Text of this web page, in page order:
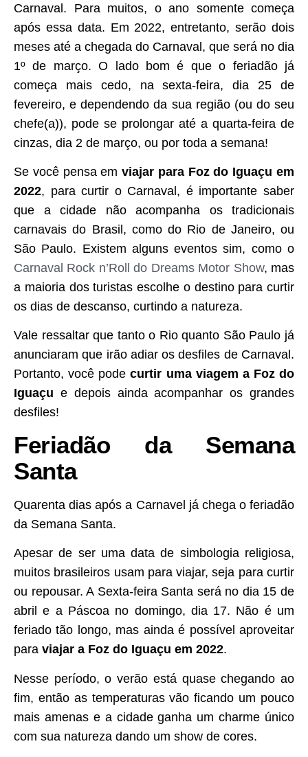
Carnaval. Para muitos, o ano somente começa
após essa data. Em 2022, entretanto, serão dois
meses até a chegada do Carnaval, que será no dia
1º de março. O lado bom é que o feriadão já
começa mais cedo, na sexta-feira, dia 25 de
fevereiro, e dependendo da sua região (ou do seu
chefe(a)), pode se prolongar até a quarta-feira de
cinzas, dia 2 de março, ou por toda a semana!
Se você pensa emviajar para Foz do Iguaçu em
2022, para curtir o Carnaval, é importante saber
que a cidade não acompanha os tradicionais
carnavais do Brasil, como do Rio de Janeiro, ou
São Paulo. Existem alguns eventos sim, como o
Carnaval Rock n’Roll do Dreams Motor Show, mas
a maioria dos turistas escolhe o destino para curtir
os dias de descanso, curtindo a natureza.
Vale ressaltar que tanto o Rio quanto São Paulo já
anunciaram que irão adiar os desfiles de Carnaval.
Portanto, você podecurtir uma viagem a Foz do
Iguaçu e depois ainda acompanhar os grandes
desfiles!
Feriadão da Semana
Santa
Quarenta dias após a Carnavel já chega o feriadão
da Semana Santa.
Apesar de ser uma data de simbologia religiosa,
muitos brasileiros usam para viajar, seja para curtir
ou repousar. A Sexta-feira Santa será no dia 15 de
abril e a Páscoa no domingo, dia 17. Não é um
feriado tão longo, mas ainda é possível aproveitar
para viajar a Foz do Iguaçu em 2022.
Nesse período, o verão está quase chegando ao
fim, então as temperaturas vão ficando um pouco
mais amenas e a cidade ganha um charme único
com sua natureza dando um show de cores.